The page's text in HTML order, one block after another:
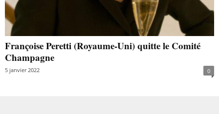
Françoise Peretti (Royaume-Uni) quitte le Comité
Champagne
5 janvier 2022 0